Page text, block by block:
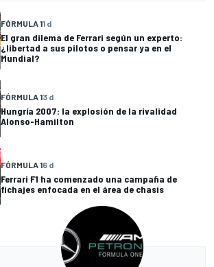
FÓRMULA 11 d
El gran dilema de Ferrari según un experto:
¿libertad a sus pilotos o pensar ya en el
Mundial?
FÓRMULA 13 d
Hungría 2007: la explosión de la rivalidad
Alonso-Hamilton
FÓRMULA 16 d
Ferrari F1 ha comenzado una campaña de
fichajes enfocada en el área de chasis